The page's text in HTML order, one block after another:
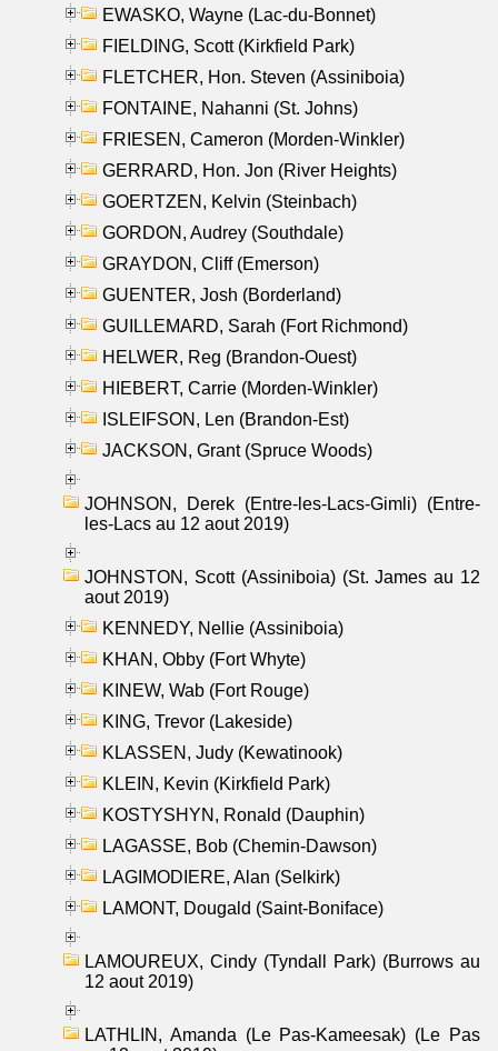
EWASKO, Wayne (Lac-du-Bonnet)
FIELDING, Scott (Kirkfield Park)
FLETCHER, Hon. Steven (Assiniboia)
FONTAINE, Nahanni (St. Johns)
FRIESEN, Cameron (Morden-Winkler)
GERRARD, Hon. Jon (River Heights)
GOERTZEN, Kelvin (Steinbach)
GORDON, Audrey (Southdale)
GRAYDON, Cliff (Emerson)
GUENTER, Josh (Borderland)
GUILLEMARD, Sarah (Fort Richmond)
HELWER, Reg (Brandon-Ouest)
HIEBERT, Carrie (Morden-Winkler)
ISLEIFSON, Len (Brandon-Est)
JACKSON, Grant (Spruce Woods)
JOHNSON, Derek (Entre-les-Lacs-Gimli) (Entre-
les-Lacs au 12 aout 2019)
JOHNSTON, Scott (Assiniboia) (St. James au 12
aout 2019)
KENNEDY, Nellie (Assiniboia)
KHAN, Obby (Fort Whyte)
KINEW, Wab (Fort Rouge)
KING, Trevor (Lakeside)
KLASSEN, Judy (Kewatinook)
KLEIN, Kevin (Kirkfield Park)
KOSTYSHYN, Ronald (Dauphin)
LAGASSE, Bob (Chemin-Dawson)
LAGIMODIERE, Alan (Selkirk)
LAMONT, Dougald (Saint-Boniface)
LAMOUREUX, Cindy (Tyndall Park) (Burrows au
12 aout 2019)
LATHLIN, Amanda (Le Pas-Kameesak) (Le Pas